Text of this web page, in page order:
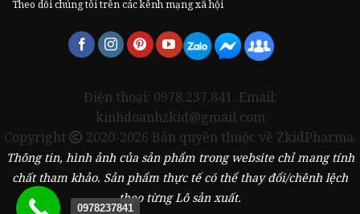
Theo dõi chúng tôi trên các kênh mạng xã hội
Điện thoại: 0978.237.841. Email:
kinhdoanhzkid@gmail.com
Copyright
2020-2026 Bản quyền thuộc về ZkidPharma.
Thông tin, hình ảnh của sản phẩm trong website chỉ mang tính
chất tham khảo. Sản phẩm thực tế có thể thay đổi/chênh lệch
theo từng Lô sản xuất.
0978237841